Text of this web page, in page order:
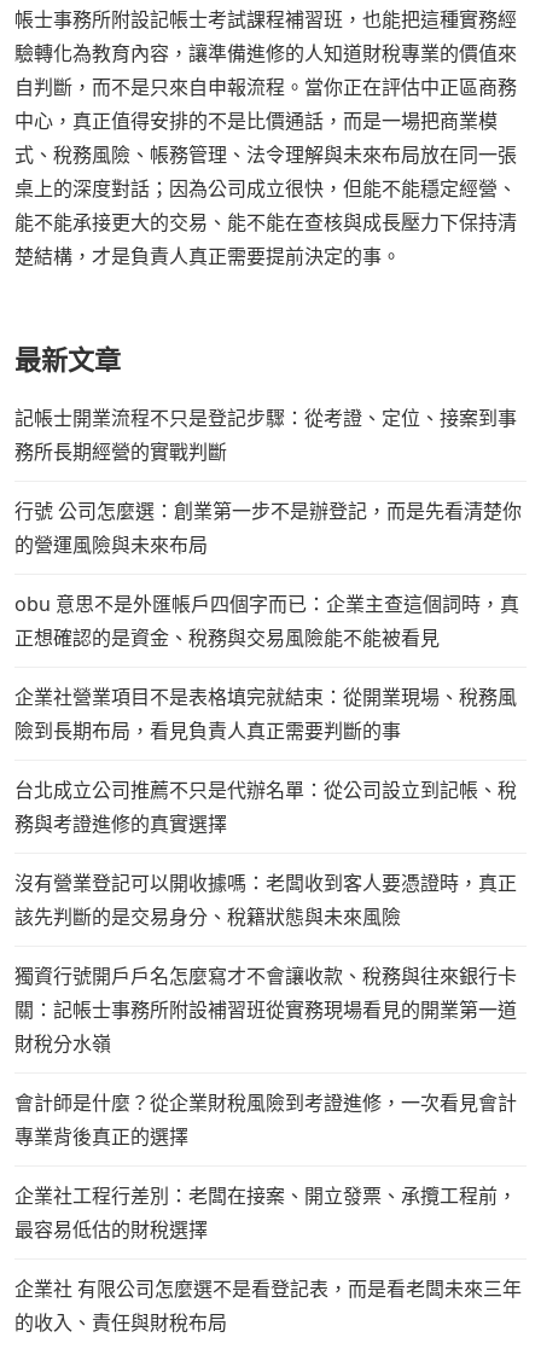
帳士事務所附設記帳士考試課程補習班，也能把這種實務經
驗轉化為教育內容，讓準備進修的人知道財稅專業的價值來
自判斷，而不是只來自申報流程。當你正在評估中正區商務
中心，真正值得安排的不是比價通話，而是一場把商業模
式、稅務風險、帳務管理、法令理解與未來布局放在同一張
桌上的深度對話；因為公司成立很快，但能不能穩定經營、
能不能承接更大的交易、能不能在查核與成長壓力下保持清
楚結構，才是負責人真正需要提前決定的事。
最新文章
記帳士開業流程不只是登記步驟：從考證、定位、接案到事
務所長期經營的實戰判斷
行號 公司怎麼選：創業第一步不是辦登記，而是先看清楚你
的營運風險與未來布局
obu 意思不是外匯帳戶四個字而已：企業主查這個詞時，真
正想確認的是資金、稅務與交易風險能不能被看見
企業社營業項目不是表格填完就結束：從開業現場、稅務風
險到長期布局，看見負責人真正需要判斷的事
台北成立公司推薦不只是代辦名單：從公司設立到記帳、稅
務與考證進修的真實選擇
沒有營業登記可以開收據嗎：老闆收到客人要憑證時，真正
該先判斷的是交易身分、稅籍狀態與未來風險
獨資行號開戶戶名怎麼寫才不會讓收款、稅務與往來銀行卡
關：記帳士事務所附設補習班從實務現場看見的開業第一道
財稅分水嶺
會計師是什麼？從企業財稅風險到考證進修，一次看見會計
專業背後真正的選擇
企業社工程行差別：老闆在接案、開立發票、承攬工程前，
最容易低估的財稅選擇
企業社 有限公司怎麼選不是看登記表，而是看老闆未來三年
的收入、責任與財稅布局